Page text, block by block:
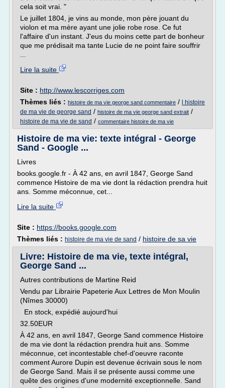
cela soit vrai. "
Le juillet 1804, je vins au monde, mon père jouant du
violon et ma mère ayant une jolie robe rose. Ce fut
l'affaire d'un instant. J'eus du moins cette part de bonheur
que me prédisait ma tante Lucie de ne point faire souffrir
Lire la suite
Site : http://www.lescorriges.com
Thèmes liés : histoire de ma vie george sand commentaire /
l histoire
de ma vie de george sand / histoire de ma vie george sand extrait /
histoire de ma vie de sand / commentaire histoire de ma vie
Histoire de ma vie: texte intégral - George
Sand - Google ...
Livres
books.google.fr - À 42 ans, en avril 1847, George Sand
commence Histoire de ma vie dont la rédaction prendra huit
ans. Somme méconnue, cet...
Lire la suite
Site : https://books.google.com
Thèmes liés : histoire de ma vie de sand / histoire de sa vie
Livre: Histoire de ma vie, texte intégral,
George Sand ...
Autres contributions de Martine Reid
Vendu par Librairie Papeterie Aux Lettres de Mon Moulin
(Nîmes 30000)
En stock, expédié aujourd'hui
32.50EUR
À 42 ans, en avril 1847, George Sand commence Histoire
de ma vie dont la rédaction prendra huit ans. Somme
méconnue, cet incontestable chef-d'oeuvre raconte
comment Aurore Dupin est devenue écrivain sous le nom
de George Sand. Mais il se présente aussi comme une
quête des origines d'une modernité exceptionnelle. Sand